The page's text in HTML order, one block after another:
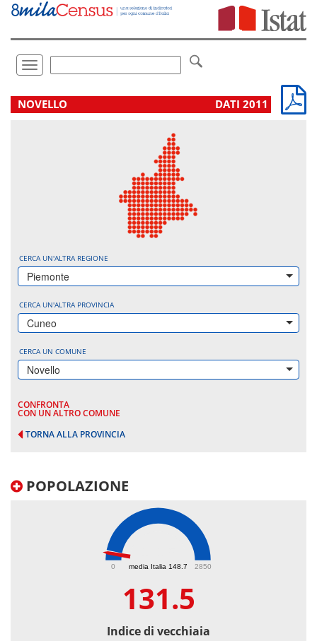
Vai
direttamente
Toggle
navigation
.
NOVELLO DATI 2011
CERCA UN'ALTRA REGIONE
Piemonte
CERCA UN'ALTRA PROVINCIA
Cuneo
CERCA UN COMUNE
Novello
CONFRONTA
CON UN ALTRO COMUNE
TORNA ALLA PROVINCIA
POPOLAZIONE
media Italia 148.7
0 2850
131.5
Indice di vecchiaia